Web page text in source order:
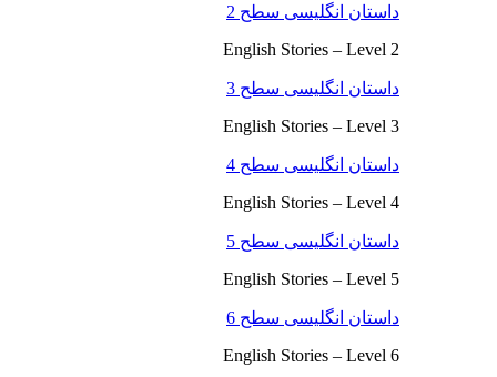
داستان انگلیسی سطح 2
English Stories – Level 2
داستان انگلیسی سطح 3
English Stories – Level 3
داستان انگلیسی سطح 4
English Stories – Level 4
داستان انگلیسی سطح 5
English Stories – Level 5
داستان انگلیسی سطح 6
English Stories – Level 6